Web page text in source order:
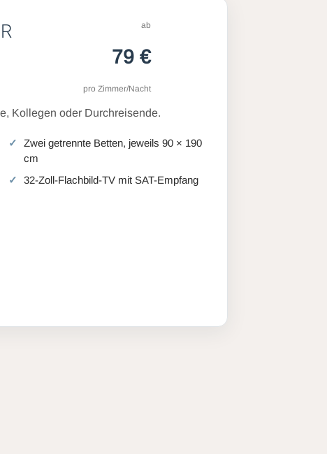
ab
79 €
pro Zimmer/Nacht
Kollegen oder Durchreisende.
Zwei getrennte Betten, jeweils 90 × 190
cm
32-Zoll-Flachbild-TV mit SAT-Empfang